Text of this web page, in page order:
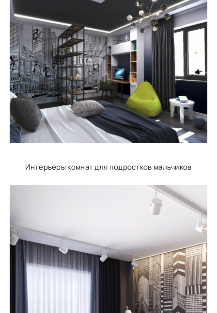
Интерьеры комнат для подростков мальчиков